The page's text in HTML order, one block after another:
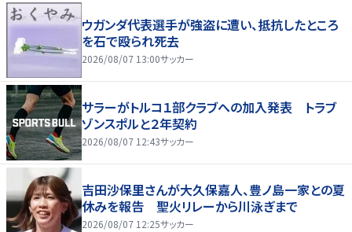
ウガンダ代表選手が強盗に遭い、抵抗したところ
を石で殴られ死去
2026/08/07 13:00サッカー
サラーがトルコ１部クラブへの加入発表 トラブ
ゾンスポルと２年契約
2026/08/07 12:43サッカー
吉田沙保里さんが大久保嘉人、豊ノ島一家との夏
休みを報告 聖火リレーから川泳ぎまで
2026/08/07 12:25サッカー